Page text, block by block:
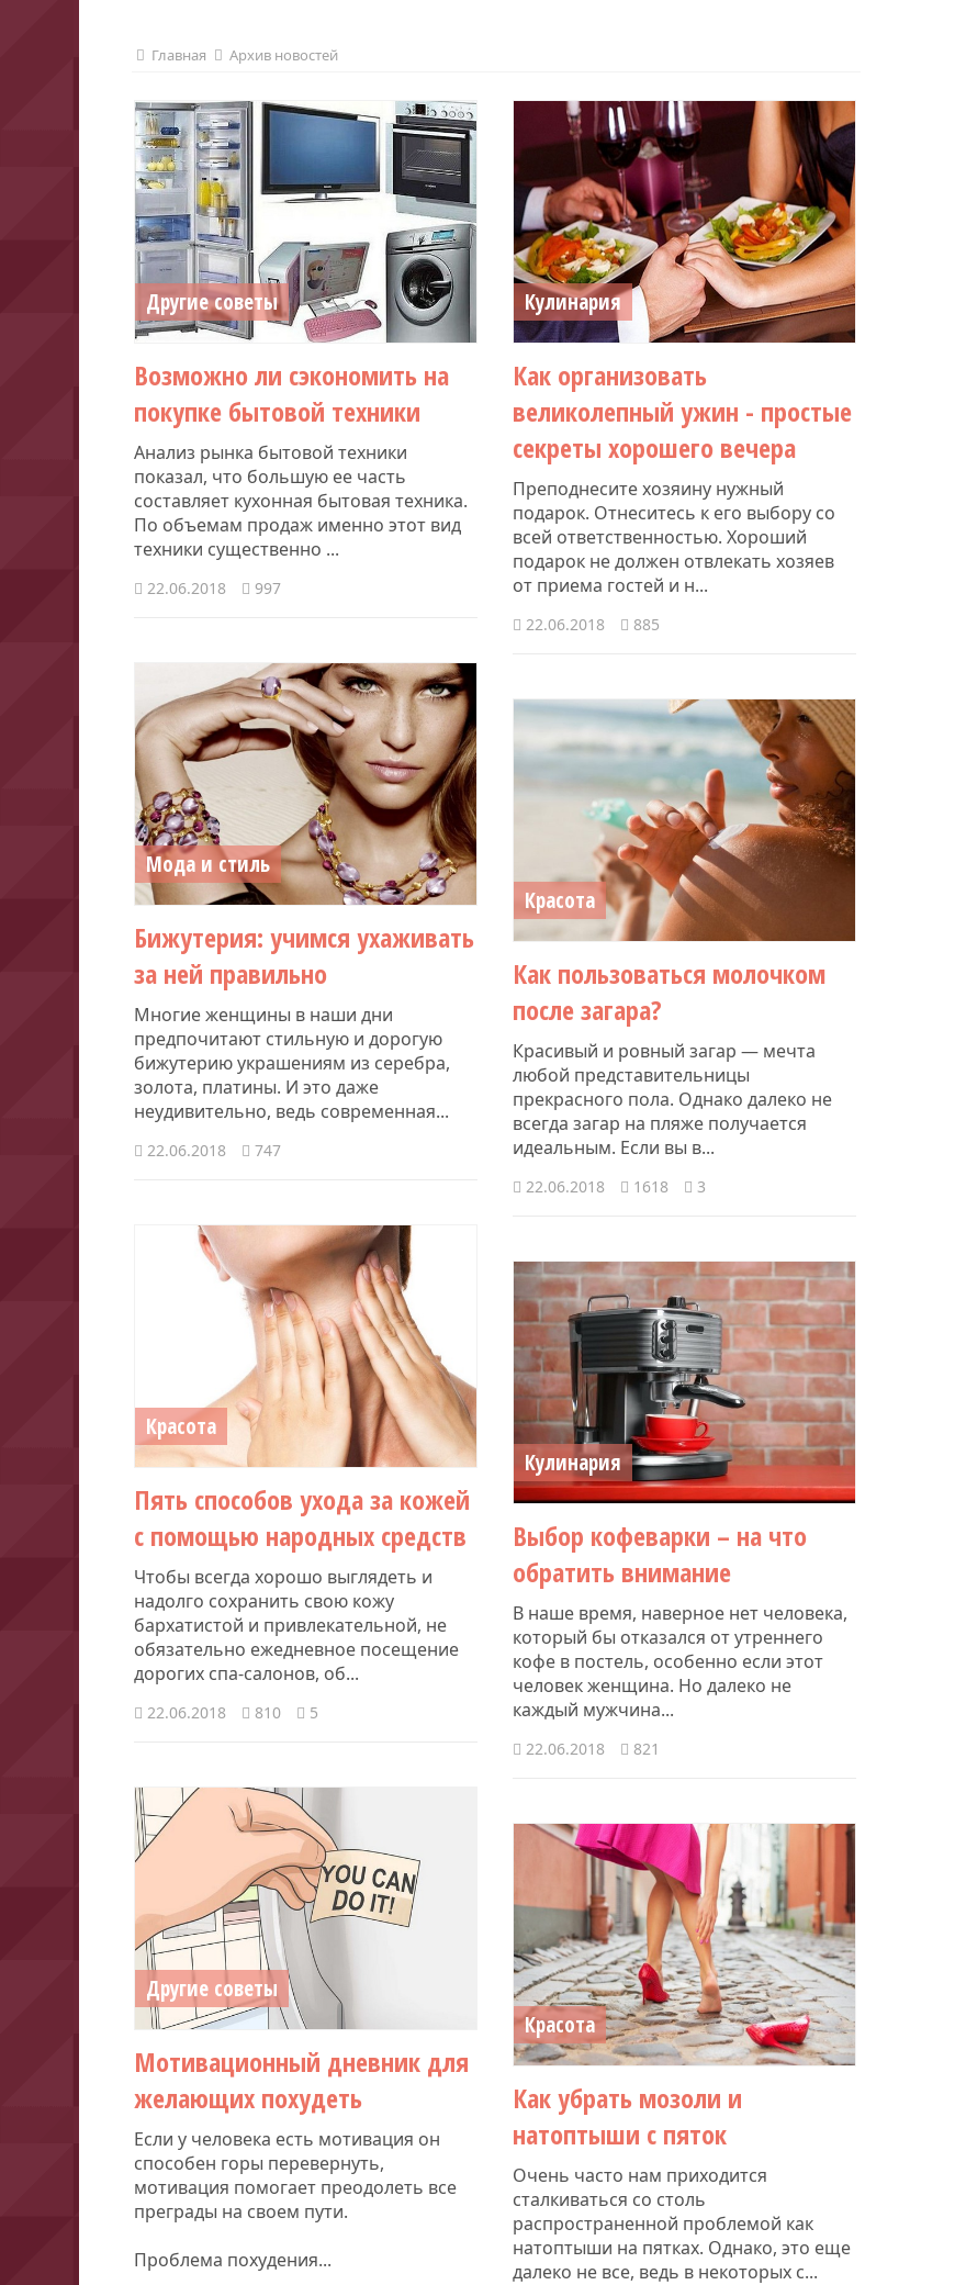
Главная Архив новостей
Другие советы
Возможно ли сэкономить на
покупке бытовой техники
Анализ рынка бытовой техники
показал, что большую ее часть
составляет кухонная бытовая техника.
По объемам продаж именно этот вид
техники существенно ...
22.06.2018 997
Кулинария
Как организовать
великолепный ужин - простые
секреты хорошего вечера
Преподнесите хозяину нужный
подарок. Отнеситесь к его выбору со
всей ответственностью. Хороший
подарок не должен отвлекать хозяев
от приема гостей и н...
22.06.2018 885
Мода и стиль
Бижутерия: учимся ухаживать
за ней правильно
Многие женщины в наши дни
предпочитают стильную и дорогую
бижутерию украшениям из серебра,
золота, платины. И это даже
неудивительно, ведь современная...
22.06.2018 747
Красота
Как пользоваться молочком
после загара?
Красивый и ровный загар — мечта
любой представительницы
прекрасного пола. Однако далеко не
всегда загар на пляже получается
идеальным. Если вы в...
22.06.2018 1618 3
Красота
Пять способов ухода за кожей
с помощью народных средств
Чтобы всегда хорошо выглядеть и
надолго сохранить свою кожу
бархатистой и привлекательной, не
обязательно ежедневное посещение
дорогих спа-салонов, об...
22.06.2018 810 5
Кулинария
Выбор кофеварки – на что
обратить внимание
В наше время, наверное нет человека,
который бы отказался от утреннего
кофе в постель, особенно если этот
человек женщина. Но далеко не
каждый мужчина...
22.06.2018 821
Другие советы
Мотивационный дневник для
желающих похудеть
Если у человека есть мотивация он
способен горы перевернуть,
мотивация помогает преодолеть все
преграды на своем пути.
Проблема похудения...
Красота
Как убрать мозоли и
натоптыши с пяток
Очень часто нам приходится
сталкиваться со столь
распространенной проблемой как
натоптыши на пятках. Однако, это еще
далеко не все, ведь в некоторых с...